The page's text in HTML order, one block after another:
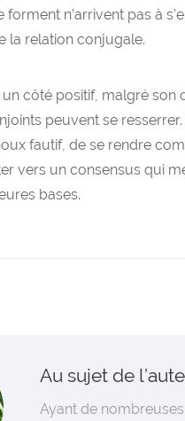
forment n’arrivent pas à
la relation conjugale.
côté positif, malgré son
peuvent se
fautif, de se rendre
vers un consensus qui
bases.
Au sujet de
Ayant de